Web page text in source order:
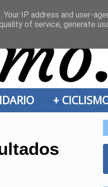
+
IP address and user-
of service, generate